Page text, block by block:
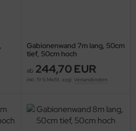
Gabionenwand 7m lang, 50cm
tief, 50cm hoch
ab 244,70 EUR
inkl. 19 % MwSt. zzgl. Versandkosten